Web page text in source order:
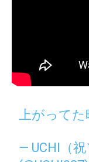
上がって
— UCHI（